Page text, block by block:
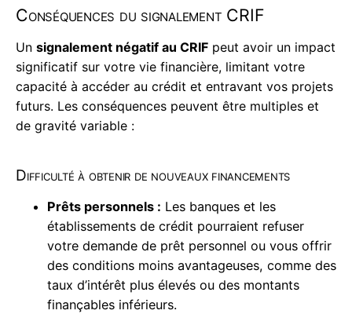
Conséquences du signalement CRIF
Un signalement négatif au CRIF peut avoir un impact
significatif sur votre vie financière, limitant votre
capacité à accéder au crédit et entravant vos projets
futurs. Les conséquences peuvent être multiples et
de gravité variable :
Difficulté à obtenir de nouveaux financements
Prêts personnels : Les banques et les
établissements de crédit pourraient refuser
votre demande de prêt personnel ou vous offrir
des conditions moins avantageuses, comme des
taux d’intérêt plus élevés ou des montants
finançables inférieurs.